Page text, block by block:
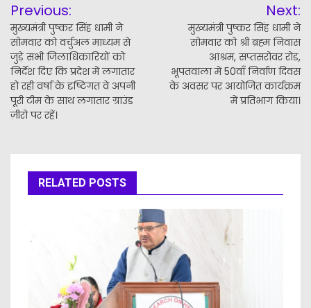
navigation
Previous:
मुख्यमंत्री पुष्कर सिंह धामी ने
सोमवार को वर्चुअल माध्यम से
जुड़े सभी जिलाधिकारियों को
निर्देश दिए कि प्रदेश में लगातार
हो रही वर्षा के दृष्टिगत वे अपनी
पूरी टीम के साथ लगातार ग्राउंड
ज़ीरो पर रहें।
Next:
मुख्यमंत्री पुष्कर सिंह धामी ने
सोमवार को श्री ब्रह्म निवास
आश्रम, सप्तसरोवर रोड,
भूपतवाला में 50वाँ निर्वाण दिवस
के अवसर पर आयोजित कार्यक्रम
में प्रतिभाग किया।
RELATED POSTS